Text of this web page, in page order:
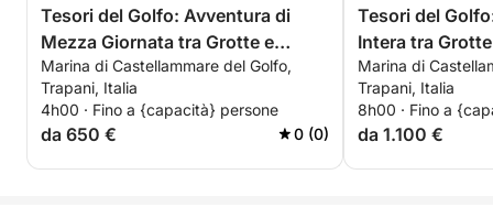
Tesori del Golfo: Avventura di
Mezza Giornata tra Grotte e
Tonnare
Marina di Castellammare del Golfo,
Trapani, Italia
4h00 · Fino a {capacità} persone
da 650 € 0 (0)
Tesori del
Intera tra
Tonnare e Blu
Marina di
Trapani, Italia
8h00 · Fino a
da 1.100 €